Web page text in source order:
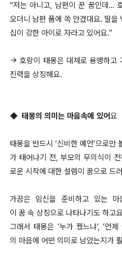
“저는 아니고, 남편이 꾼 꿈인데…
오더니 남편 품에 쏙 안겼대요. 딸을
십이 강한 아이로 자라고 있어요.”
→ 호랑이 태몽은 대체로 용맹하고
진력을 상징해요.
◆ 태몽의 의미는 마음속에 있어요
태몽을 반드시 ‘신비한 예언’으로만
가 태어나기 전, 부모의 무의식이
로운 시작에 대한 설렘이 꿈으로 드
가끔은 임신을 준비하고 있는
이 꿈 속 상징으로 나타나기도 하고
그래서 태몽은 ‘누가 꿨느냐’, ‘언
의 마음에 어떤 의미로 남았는지가